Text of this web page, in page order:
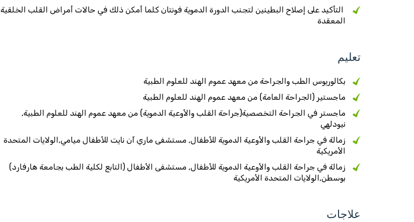
التأكيد على إصلاح البطينين لتجنب الدورة الدموية فونتان كلما أمكن ذلك في حالات أمراض القلب الخلقية
المعقدة
تعليم
بكالوريوس الطب والجراحة من معهد عموم الهند للعلوم الطبية
ماجستير (الجراحة العامة) من معهد عموم الهند للعلوم الطبية
ماجستر في الجراحة التخصصية(جراحة القلب والأوعية الدموية) من معهد عموم الهند للعلوم الطبية,
نيودلهي
زمالة في جراحة القلب والأوعية الدموية للأطفال, مستشفى ماري آن نايت للأطفال ميامي,الولايات المتحدة
الأمريكية
زمالة في جراحة القلب والأوعية الدموية للأطفال, مستشفى الأطفال (التابع لكلية الطب بجامعة هارفارد)
بوسطن,الولايات المتحدة الأمريكية
علاجات